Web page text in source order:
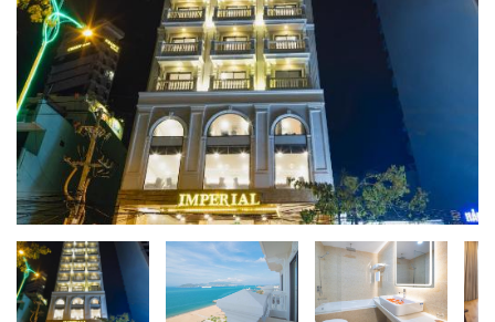
好
的
合
作
夥
伴！
越
南
旅
行
社